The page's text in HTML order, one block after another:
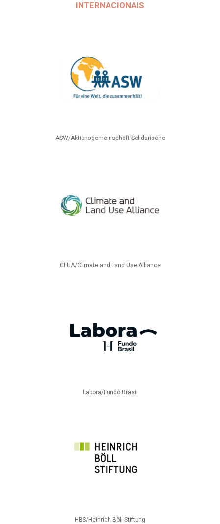
INTERNACIONAIS
ASW/Aktionsgemeinschaft Solidarische
CLUA/Climate and Land Use Alliance
Labora/Fundo Brasil
HBS/Heinrich Böll Stiftung